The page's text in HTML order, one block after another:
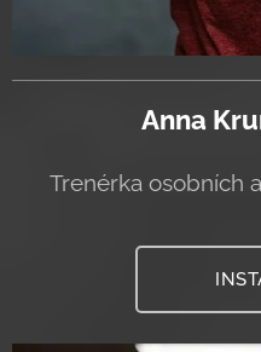
Anna
Trenérka osobních